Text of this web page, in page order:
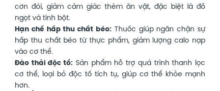
cơn đói, giảm cảm giác thèm ăn vặt, đặc biệt là đồ
ngọt và tinh bột.
Hạn chế hấp thu chất béo: Thuốc giúp ngăn chặn sự
hấp thu chất béo từ thực phẩm, giảm lượng calo nạp
vào cơ thể.
Đào thải độc tố: Sản phẩm hỗ trợ quá trình thanh lọc
cơ thể, loại bỏ độc tố tích tụ, giúp cơ thể khỏe mạnh
hơn.